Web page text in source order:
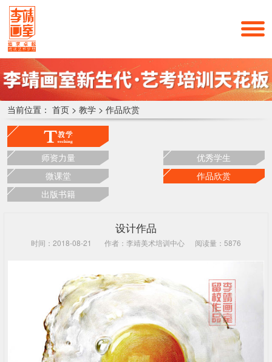
当前位置： 首页 > 教学 > 作品欣赏
师资力量
优秀学生
微课堂
作品欣赏
出版书籍
设计作品
时间：2018-08-21 作者：李靖美术培训中心 阅读量：5876